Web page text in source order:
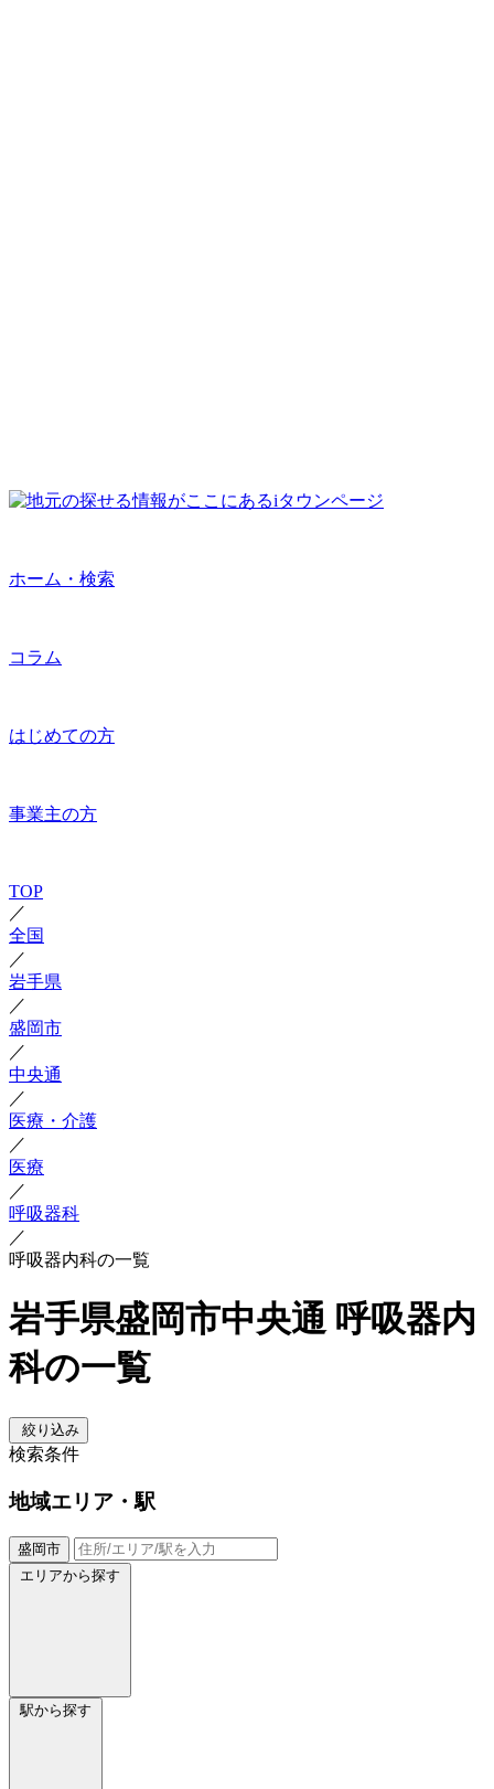
ホーム・検索
コラム
はじめての方
事業主の方
TOP
／
全国
／
岩手県
／
盛岡市
／
中央通
／
医療・介護
／
医療
／
呼吸器科
／
呼吸器内科の一覧
岩手県盛岡市中央通 呼吸器内
科の一覧
絞り込み
検索条件
地域エリア・駅
盛岡市
エリアから探す
駅から探す